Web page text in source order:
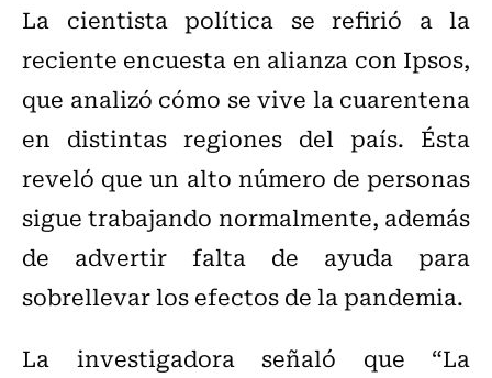
La cientista política se refirió a la
reciente encuesta en alianza con Ipsos,
que analizó cómo se vive la cuarentena
en distintas regiones del país. Ésta
reveló que un alto número de personas
sigue trabajando normalmente, además
de advertir falta de ayuda para
sobrellevar los efectos de la pandemia.
La investigadora señaló que “La